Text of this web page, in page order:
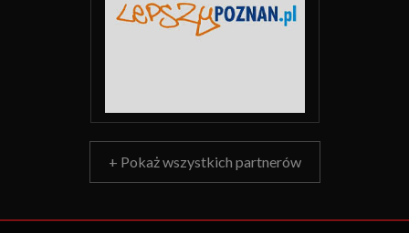
+ Pokaż wszystkich partnerów